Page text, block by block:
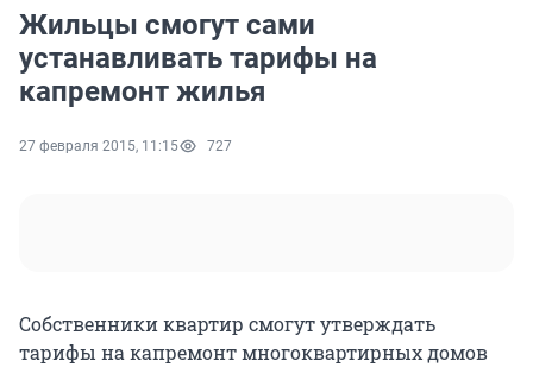
Жильцы смогут сами
устанавливать тарифы на
капремонт жилья
27 февраля 2015, 11:15 727
Собственники квартир смогут утверждать
тарифы на капремонт многоквартирных домов